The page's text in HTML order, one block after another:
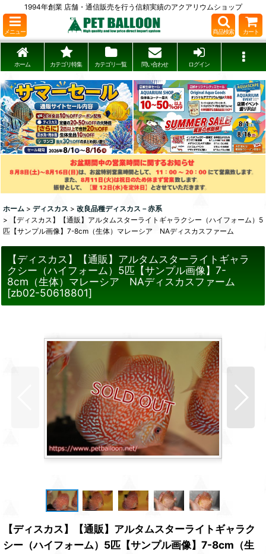
1994年創業 店舗・通信販売を行う信頼実績のアクアリウムショップ
メニュー 商品検索 カート
ホーム カテゴリ特集 カテゴリ一覧 問い合わせ ログイン
ホーム > ディスカス > 改良品種ディスカス－赤系
>
【ディスカス】【通販】アルタムスターライトギャラクシー（ハイフォーム）5
匹【サンプル画像】7-8cm（生体）マレーシア NAディスカスファーム
【ディスカス】【通販】アルタムスターライトギャラ
クシー（ハイフォーム）5匹【サンプル画像】7-
8cm（生体）マレーシア NAディスカスファーム
[zb02-50618801]
【ディスカス】【通販】アルタムスターライトギャラク
シー（ハイフォーム）5匹【サンプル画像】7-8cm（生